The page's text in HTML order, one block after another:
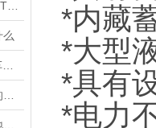
*内藏
*大型
*具有
*电力